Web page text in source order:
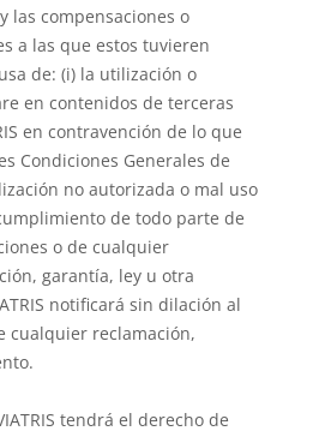
las compensaciones o
a las que estos tuvieren
de: (i) la utilización o
en contenidos de terceras
en contravención de lo que
Condiciones Generales de
no autorizada o mal uso
de todo parte de
o de cualquier
garantía, ley u otra
notificará sin dilación al
cualquier reclamación,
tendrá el derecho de